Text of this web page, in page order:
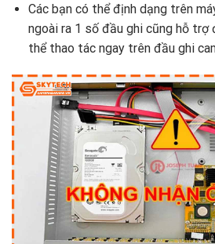
Các bạn có thể định dạng trên
ngoài ra 1 số đầu ghi cũng hỗ trợ
thể thao tác ngay trên đầu ghi